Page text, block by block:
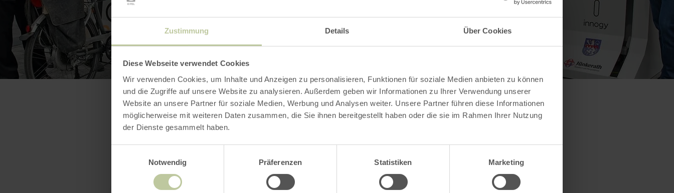
Zustimmung Details Über Cookies
Diese Webseite verwendet Cookies
Wir verwenden Cookies, um Inhalte und Anzeigen zu personalisieren, Funktionen für soziale Medien anbieten zu können
und die Zugriffe auf unsere Website zu analysieren. Außerdem geben wir Informationen zu Ihrer Verwendung unserer
Website an unsere Partner für soziale Medien, Werbung und Analysen weiter. Unsere Partner führen diese Informationen
möglicherweise mit weiteren Daten zusammen, die Sie ihnen bereitgestellt haben oder die sie im Rahmen Ihrer Nutzung
der Dienste gesammelt haben.
Notwendig
Präferenzen Statistiken Marketing
Contact